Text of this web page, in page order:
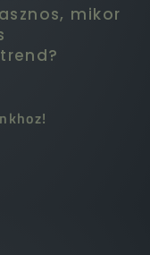
mikor